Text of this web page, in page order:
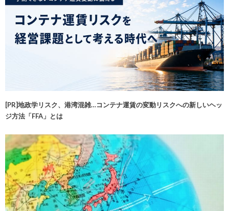
[PR]地政学リスク、港湾混雑…コンテナ運賃の変動リスクへの新しいヘッ
ジ方法「FFA」とは